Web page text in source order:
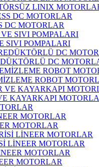
LINIX
DC MOTORLAR
SIVI POMPALARI
DC
ROBOT
KAYARKAPI
MOTORLAR
LİNEER MOTORLAR
MOTORLAR